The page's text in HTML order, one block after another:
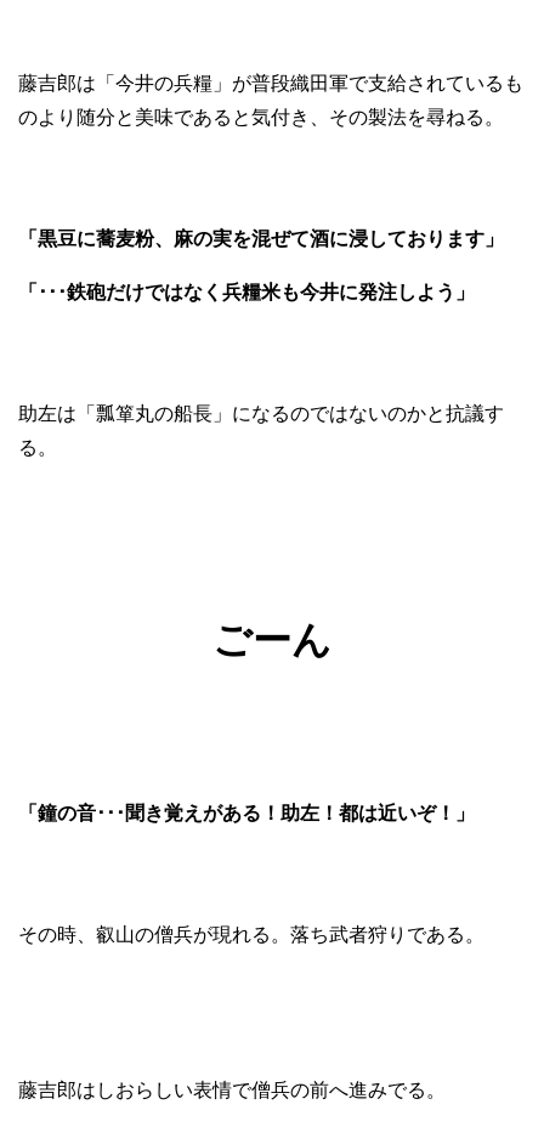
藤吉郎は「今井の兵糧」が普段織田軍で支給されているも
のより随分と美味であると気付き、その製法を尋ねる。
「黒豆に蕎麦粉、麻の実を混ぜて酒に浸しております」
「･･･鉄砲だけではなく兵糧米も今井に発注しよう」
助左は「瓢箪丸の船長」になるのではないのかと抗議す
る。
ごーん
「鐘の音･･･聞き覚えがある！助左！都は近いぞ！」
その時、叡山の僧兵が現れる。落ち武者狩りである。
藤吉郎はしおらしい表情で僧兵の前へ進みでる。